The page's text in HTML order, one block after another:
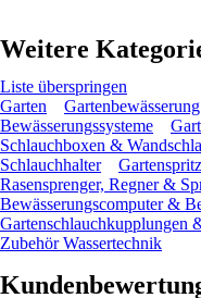
Weitere
Liste überspringen
Garten
Gartenbewässerung
Bewässerungssysteme
Schlauchboxen &
Schlauchhalter
Rasensprenger, Regner &
Bewässerungscomputer &
Gartenschlauchkupplungen
Zubehör Wassertechnik